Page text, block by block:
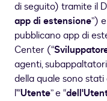
di seguito) tramite il
app di estensione”)
pubblicano app di
Center (“
agenti,
della quale sono
l'“Utente” e “